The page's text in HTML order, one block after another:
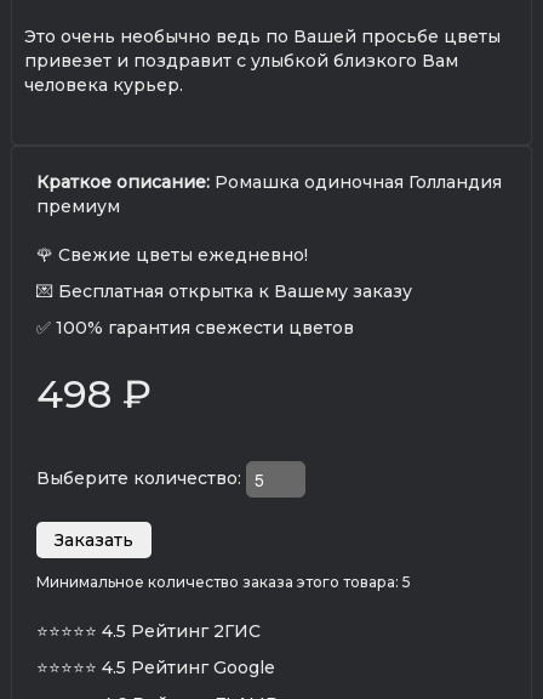
Это очень необычно ведь по Вашей просьбе цветы
привезет и поздравит с улыбкой близкого Вам
человека курьер.
Краткое описание: Ромашка одиночная Голландия
премиум
🌹 Свежие цветы ежедневно!
💌 Бесплатная открытка к Вашему заказу
✅ 100% гарантия свежести цветов
498 ₽
Выберите количество:
Минимальное количество заказа этого товара: 5
⭐⭐⭐⭐⭐ 4.5 Рейтинг 2ГИС
⭐⭐⭐⭐⭐ 4.5 Рейтинг Google